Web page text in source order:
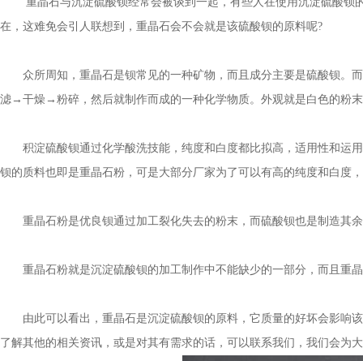
在，这难免会引人联想到，重晶石会不会就是该硫酸钡的原料呢?
众所周知，重晶石是钡常见的一种矿物，而且成分主要是硫酸钡。
滤→干燥→粉碎，然后就制作而成的一种化学物质。外观就是白色的粉
积淀硫酸钡通过化学酸洗技能，纯度和白度都比拟高，适用性和运用
钡的质料也即是重晶石粉，可是大部分厂家为了可以有高的纯度和白度
重晶石粉是优良钡通过加工裂化失去的粉末，而硫酸钡也是制造其
重晶石粉就是沉淀硫酸钡的加工制作中不能缺少的一部分，而且重
由此可以看出，重晶石是沉淀硫酸钡的原料，它质量的好坏会影响该
了解其他的相关资讯，或是对其有需求的话，可以联系我们，我们会为